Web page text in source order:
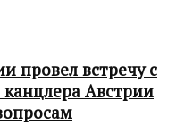
провел встречу с
Австрии